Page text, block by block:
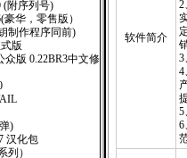
(附序列号)
豪华，零售版）
制作程序同前)
版
众版 0.22BR3中文修
)
汉化包
列）
软件简介
2
3
4
5
6